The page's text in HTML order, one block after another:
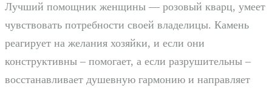
Лучший помощник женщины — розовый кварц, умеет
чувствовать потребности своей владелицы. Камень
реагирует на желания хозяйки, и если они
конструктивны – помогает, а если разрушительны –
восстанавливает душевную гармонию и направляет